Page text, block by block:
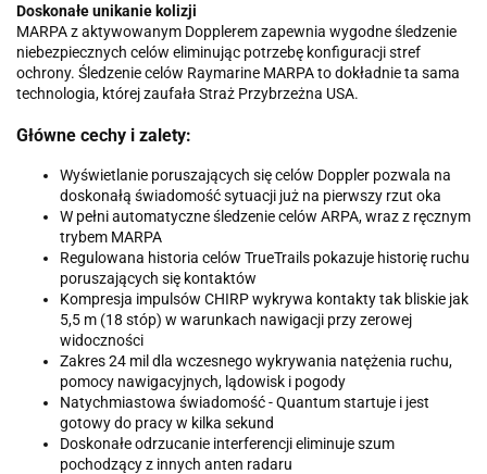
Doskonałe unikanie kolizji
MARPA z aktywowanym Dopplerem zapewnia wygodne śledzenie
niebezpiecznych celów eliminując potrzebę konfiguracji stref
ochrony. Śledzenie celów Raymarine MARPA to dokładnie ta sama
technologia, której zaufała Straż Przybrzeżna USA.
Główne cechy i zalety:
Wyświetlanie poruszających się celów Doppler pozwala na
doskonałą świadomość sytuacji już na pierwszy rzut oka
W pełni automatyczne śledzenie celów ARPA, wraz z ręcznym
trybem MARPA
Regulowana historia celów TrueTrails pokazuje historię ruchu
poruszających się kontaktów
Kompresja impulsów CHIRP wykrywa kontakty tak bliskie jak
5,5 m (18 stóp) w warunkach nawigacji przy zerowej
widoczności
Zakres 24 mil dla wczesnego wykrywania natężenia ruchu,
pomocy nawigacyjnych, lądowisk i pogody
Natychmiastowa świadomość - Quantum startuje i jest
gotowy do pracy w kilka sekund
Doskonałe odrzucanie interferencji eliminuje szum
pochodzący z innych anten radaru